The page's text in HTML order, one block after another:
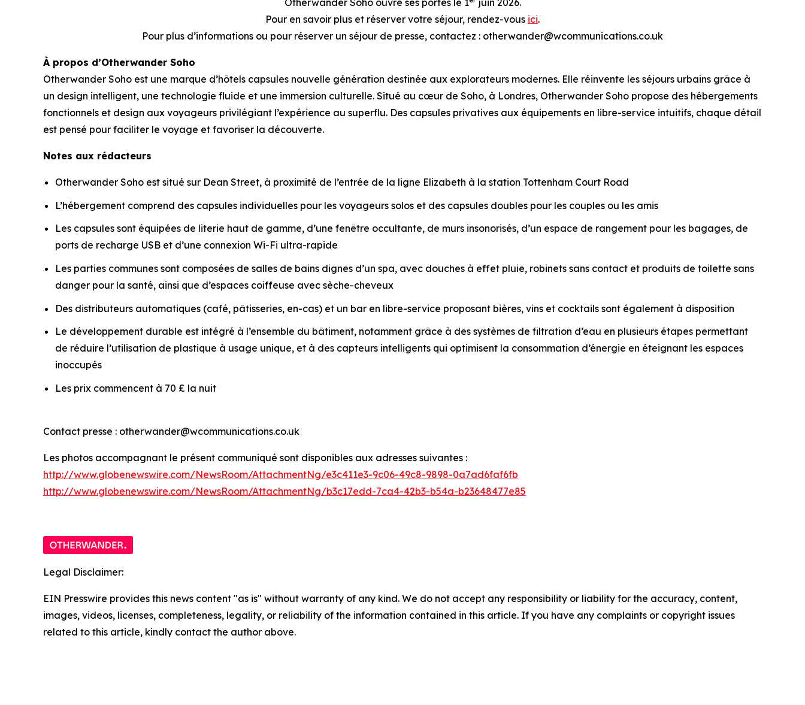
Otherwander Soho ouvre ses portes le 1 juin 2026.
Pour en savoir plus et réserver votre séjour, rendez-vous ici.
Pour plus d’informations ou pour réserver un séjour de presse, contactez : otherwander@wcommunications.co.uk
À propos d’Otherwander Soho
Otherwander Soho est une marque d’hôtels capsules nouvelle génération destinée aux explorateurs modernes. Elle réinvente les séjours urbains grâce à
un design intelligent, une technologie fluide et une immersion culturelle. Situé au cœur de Soho, à Londres, Otherwander Soho propose des hébergements
fonctionnels et design aux voyageurs privilégiant l’expérience au superflu. Des capsules privatives aux équipements en libre-service intuitifs, chaque détail
est pensé pour faciliter le voyage et favoriser la découverte.
Notes aux rédacteurs
Otherwander Soho est situé sur Dean Street, à proximité de l’entrée de la ligne Elizabeth à la station Tottenham Court Road
L’hébergement comprend des capsules individuelles pour les voyageurs solos et des capsules doubles pour les couples ou les amis
Les capsules sont équipées de literie haut de gamme, d’une fenêtre occultante, de murs insonorisés, d’un espace de rangement pour les bagages, de
ports de recharge USB et d’une connexion Wi-Fi ultra-rapide
Les parties communes sont composées de salles de bains dignes d’un spa, avec douches à effet pluie, robinets sans contact et produits de toilette sans
danger pour la santé, ainsi que d’espaces coiffeuse avec sèche-cheveux
Des distributeurs automatiques (café, pâtisseries, en-cas) et un bar en libre-service proposant bières, vins et cocktails sont également à disposition
Le développement durable est intégré à l’ensemble du bâtiment, notamment grâce à des systèmes de filtration d’eau en plusieurs étapes permettant
de réduire l’utilisation de plastique à usage unique, et à des capteurs intelligents qui optimisent la consommation d’énergie en éteignant les espaces
inoccupés
Les prix commencent à 70 £ la nuit
Contact presse : otherwander@wcommunications.co.uk
Les photos accompagnant le présent communiqué sont disponibles aux adresses suivantes :
http://www.globenewswire.com/NewsRoom/AttachmentNg/e3c411e3-9c06-49c8-9898-0a7ad6faf6fb
http://www.globenewswire.com/NewsRoom/AttachmentNg/b3c17edd-7ca4-42b3-b54a-b23648477e85
Legal Disclaimer:
EIN Presswire provides this news content "as is" without warranty of any kind. We do not accept any responsibility or liability for the accuracy, content,
images, videos, licenses, completeness, legality, or reliability of the information contained in this article. If you have any complaints or copyright issues
related to this article, kindly contact the author above.